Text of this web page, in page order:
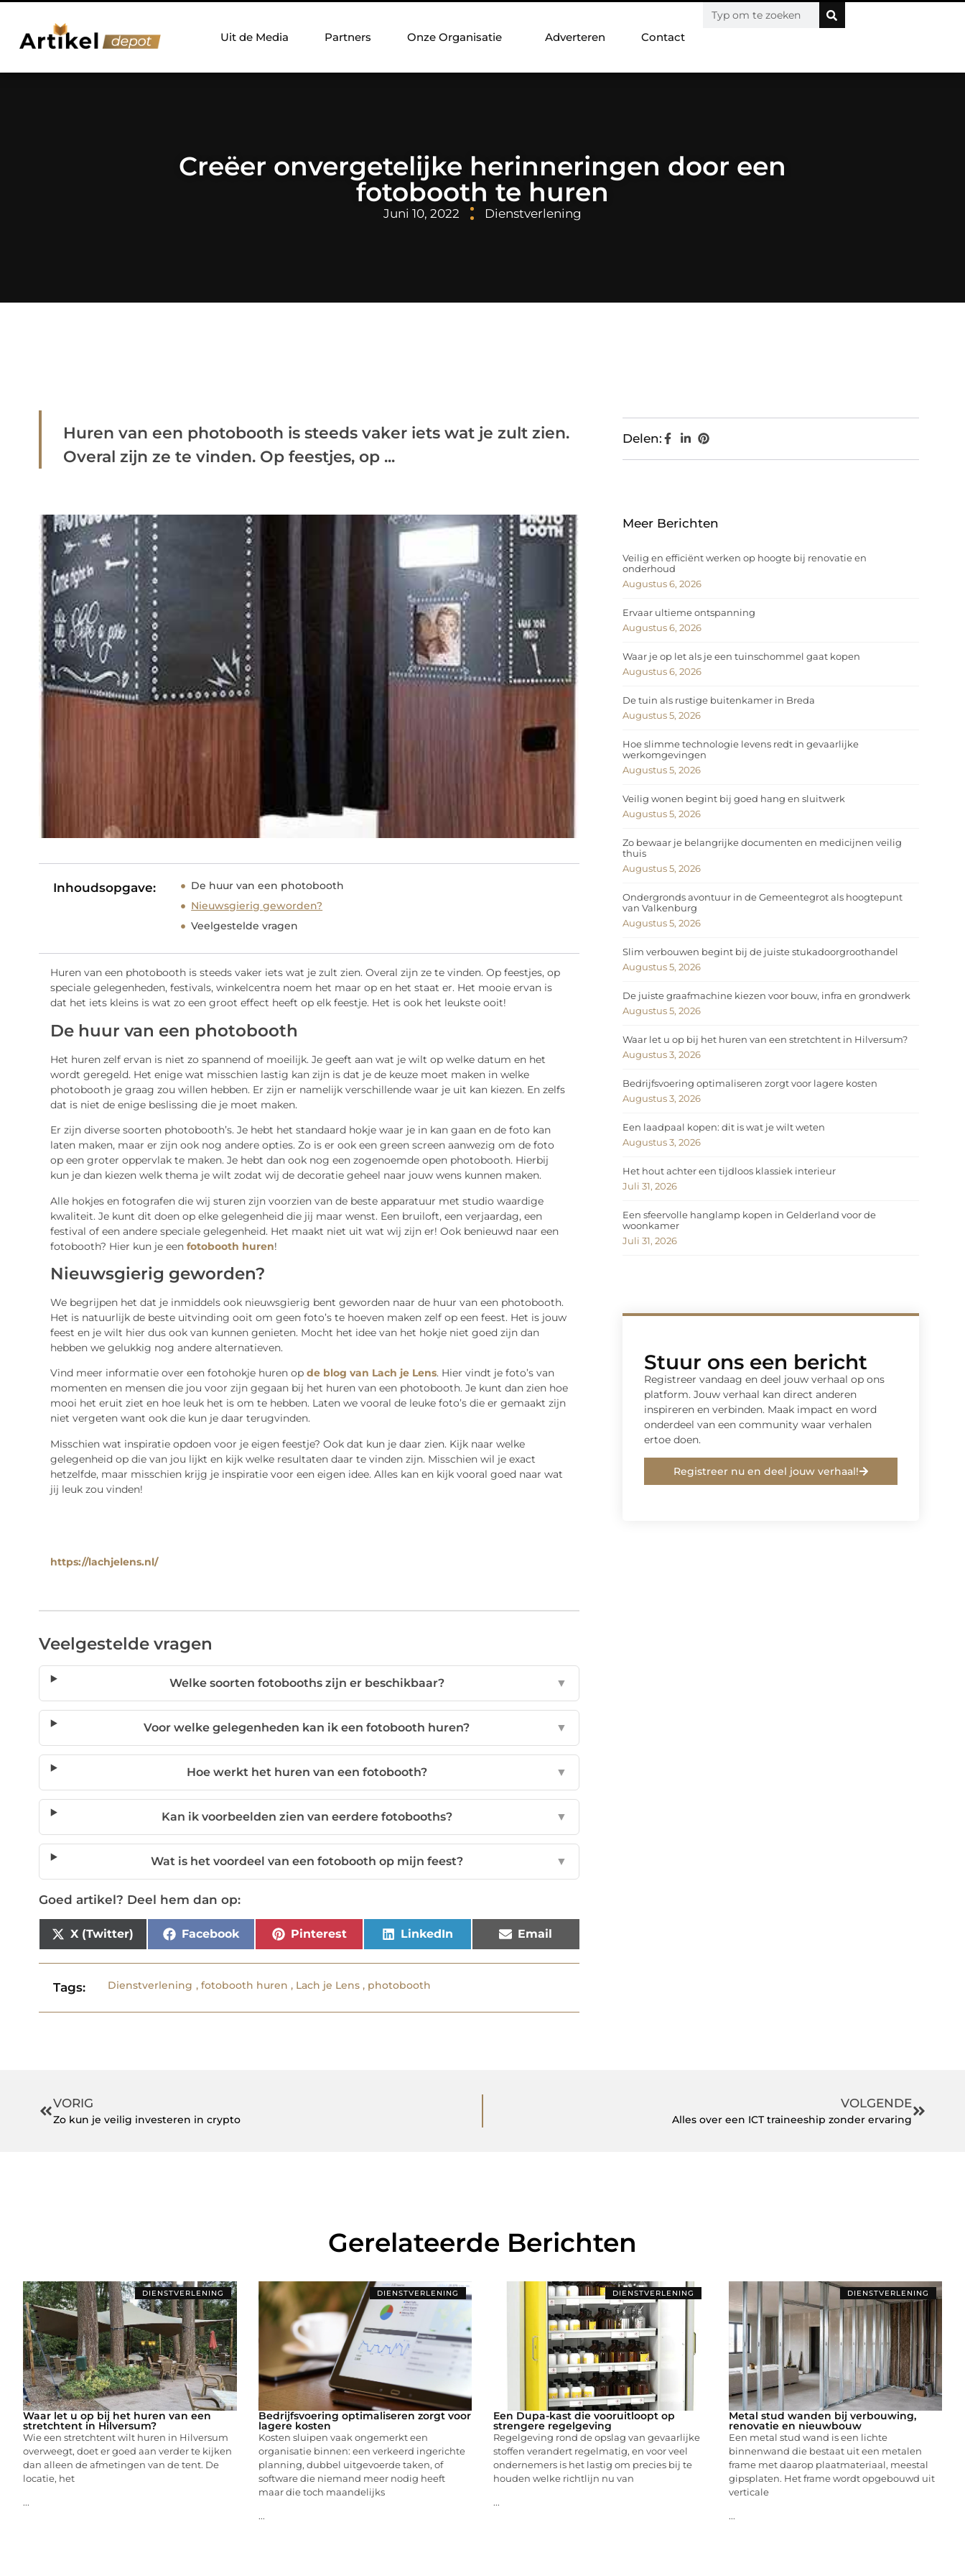
Uit de Media Partners Onze Organisatie Adverteren Contact
Creëer onvergetelijke herinneringen door een
fotobooth te huren
Juni 10, 2022 Dienstverlening
Huren van een photobooth is steeds vaker iets wat je zult zien.
Overal zijn ze te vinden. Op feestjes, op ...
Inhoudsopgave:
De huur van een photobooth
Nieuwsgierig geworden?
Veelgestelde vragen
Huren van een photobooth is steeds vaker iets wat je zult zien. Overal zijn ze te vinden. Op feestjes, op
speciale gelegenheden, festivals, winkelcentra noem het maar op en het staat er. Het mooie ervan is
dat het iets kleins is wat zo een groot effect heeft op elk feestje. Het is ook het leukste ooit!
De huur van een photobooth
Het huren zelf ervan is niet zo spannend of moeilijk. Je geeft aan wat je wilt op welke datum en het
wordt geregeld. Het enige wat misschien lastig kan zijn is dat je de keuze moet maken in welke
photobooth je graag zou willen hebben. Er zijn er namelijk verschillende waar je uit kan kiezen. En zelfs
dat is niet de enige beslissing die je moet maken.
Er zijn diverse soorten photobooth’s. Je hebt het standaard hokje waar je in kan gaan en de foto kan
laten maken, maar er zijn ook nog andere opties. Zo is er ook een green screen aanwezig om de foto
op een groter oppervlak te maken. Je hebt dan ook nog een zogenoemde open photobooth. Hierbij
kun je dan kiezen welk thema je wilt zodat wij de decoratie geheel naar jouw wens kunnen maken.
Alle hokjes en fotografen die wij sturen zijn voorzien van de beste apparatuur met studio waardige
kwaliteit. Je kunt dit doen op elke gelegenheid die jij maar wenst. Een bruiloft, een verjaardag, een
festival of een andere speciale gelegenheid. Het maakt niet uit wat wij zijn er! Ook benieuwd naar een
fotobooth? Hier kun je een fotobooth huren!
Nieuwsgierig geworden?
We begrijpen het dat je inmiddels ook nieuwsgierig bent geworden naar de huur van een photobooth.
Het is natuurlijk de beste uitvinding ooit om geen foto’s te hoeven maken zelf op een feest. Het is jouw
feest en je wilt hier dus ook van kunnen genieten. Mocht het idee van het hokje niet goed zijn dan
hebben we gelukkig nog andere alternatieven.
Vind meer informatie over een fotohokje huren op de blog van Lach je Lens. Hier vindt je foto’s van
momenten en mensen die jou voor zijn gegaan bij het huren van een photobooth. Je kunt dan zien hoe
mooi het eruit ziet en hoe leuk het is om te hebben. Laten we vooral de leuke foto’s die er gemaakt zijn
niet vergeten want ook die kun je daar terugvinden.
Misschien wat inspiratie opdoen voor je eigen feestje? Ook dat kun je daar zien. Kijk naar welke
gelegenheid op die van jou lijkt en kijk welke resultaten daar te vinden zijn. Misschien wil je exact
hetzelfde, maar misschien krijg je inspiratie voor een eigen idee. Alles kan en kijk vooral goed naar wat
jij leuk zou vinden!
https://lachjelens.nl/
Veelgestelde vragen
Welke soorten fotobooths zijn er beschikbaar? ▼
Voor welke gelegenheden kan ik een fotobooth huren? ▼
Hoe werkt het huren van een fotobooth? ▼
Kan ik voorbeelden zien van eerdere fotobooths? ▼
Wat is het voordeel van een fotobooth op mijn feest? ▼
Goed artikel? Deel hem dan op:
X (Twitter) Facebook Pinterest LinkedIn Email
Tags: Dienstverlening ,fotobooth huren , Lach je Lens , photobooth
Delen:
Meer Berichten
Veilig en efficiënt werken op hoogte bij renovatie en
onderhoud
Augustus 6, 2026
Ervaar ultieme ontspanning
Augustus 6, 2026
Waar je op let als je een tuinschommel gaat kopen
Augustus 6, 2026
De tuin als rustige buitenkamer in Breda
Augustus 5, 2026
Hoe slimme technologie levens redt in gevaarlijke
werkomgevingen
Augustus 5, 2026
Veilig wonen begint bij goed hang en sluitwerk
Augustus 5, 2026
Zo bewaar je belangrijke documenten en medicijnen veilig
thuis
Augustus 5, 2026
Ondergronds avontuur in de Gemeentegrot als hoogtepunt
van Valkenburg
Augustus 5, 2026
Slim verbouwen begint bij de juiste stukadoorgroothandel
Augustus 5, 2026
De juiste graafmachine kiezen voor bouw, infra en grondwerk
Augustus 5, 2026
Waar let u op bij het huren van een stretchtent in Hilversum?
Augustus 3, 2026
Bedrijfsvoering optimaliseren zorgt voor lagere kosten
Augustus 3, 2026
Een laadpaal kopen: dit is wat je wilt weten
Augustus 3, 2026
Het hout achter een tijdloos klassiek interieur
Juli 31, 2026
Een sfeervolle hanglamp kopen in Gelderland voor de
woonkamer
Juli 31, 2026
Stuur ons een bericht
Registreer vandaag en deel jouw verhaal op ons
platform. Jouw verhaal kan direct anderen
inspireren en verbinden. Maak impact en word
onderdeel van een community waar verhalen
ertoe doen.
Registreer nu en deel jouw verhaal!
VORIG
Zo kun je veilig investeren in crypto
VOLGENDE
Alles over een ICT traineeship zonder ervaring
Gerelateerde Berichten
DIENSTVERLENING
Waar let u op bij het huren van een
stretchtent in Hilversum?
Wie een stretchtent wilt huren in Hilversum
overweegt, doet er goed aan verder te kijken
dan alleen de afmetingen van de tent. De
locatie, het
...
DIENSTVERLENING
Bedrijfsvoering optimaliseren zorgt voor
lagere kosten
Kosten sluipen vaak ongemerkt een
organisatie binnen: een verkeerd ingerichte
planning, dubbel uitgevoerde taken, of
software die niemand meer nodig heeft
maar die toch maandelijks
...
DIENSTVERLENING
Een Dupa-kast die vooruitloopt op
strengere regelgeving
Regelgeving rond de opslag van gevaarlijke
stoffen verandert regelmatig, en voor veel
ondernemers is het lastig om precies bij te
houden welke richtlijn nu van
...
DIENSTVERLENING
Metal stud wanden bij verbouwing,
renovatie en nieuwbouw
Een metal stud wand is een lichte
binnenwand die bestaat uit een metalen
frame met daarop plaatmateriaal, meestal
gipsplaten. Het frame wordt opgebouwd uit
verticale
...